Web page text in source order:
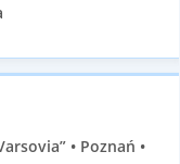
• Poznań •